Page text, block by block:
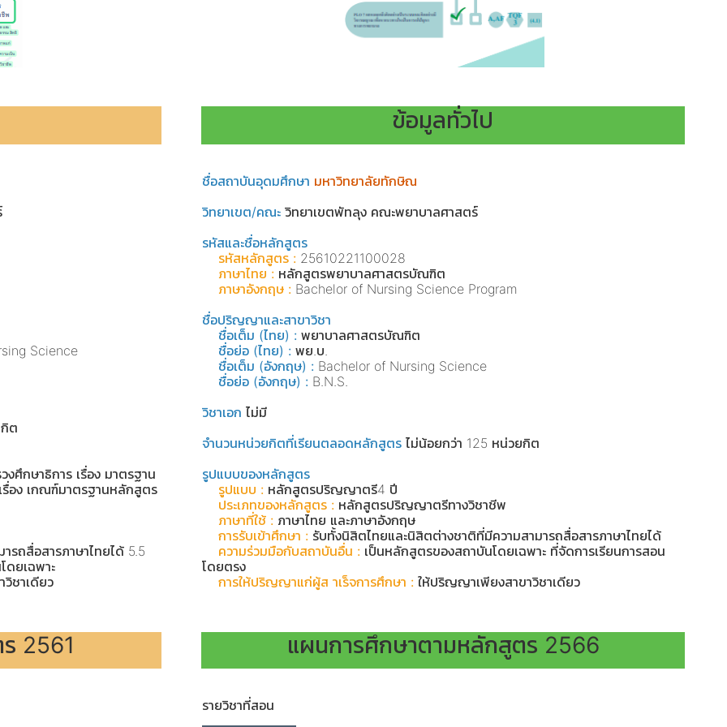
Science
ต
กษาธิการ เรื่อง มาตรฐาน
อง เกณฑ์มาตรฐานหลักสูตร
รถสื่อสารภาษาไทยได้ 5.5
ดยเฉพาะ
ชาเดียว
ข้อมูลทั่วไป
ชื่อสถาบันอุดมศึกษา มหาวิทยาลัยทักษิณ
วิทยาเขต/คณะ วิทยาเขตพัทลุง คณะพยาบาลศาสตร์
รหัสและชื่อหลักสูตร
รหัสหลักสูตร : 25610221100028
ภาษาไทย : หลักสูตรพยาบาลศาสตรบัณฑิต
ภาษาอังกฤษ : Bachelor of Nursing Science Program
ชื่อปริญญาและสาขาวิชา
ชื่อเต็ม (ไทย) : พยาบาลศาสตรบัณฑิต
ชื่อย่อ (ไทย) : พย.บ.
ชื่อเต็ม (อังกฤษ) : Bachelor of Nursing Science
ชื่อย่อ (อังกฤษ) : B.N.S.
วิชาเอก ไม่มี
จำนวนหน่วยกิตที่เรียนตลอดหลักสูตร ไม่น้อยกว่า 125 หน่วยกิต
รูปแบบของหลักสูตร
รูปแบบ : หลักสูตรปริญญาตรี4 ปี
ประเภทของหลักสูตร : หลักสูตรปริญญาตรีทางวิชาชีพ
ภาษาที่ใช้ : ภาษาไทย และภาษาอังกฤษ
การรับเข้าศึกษา : รับทั้งนิสิตไทยและนิสิตต่างชาติที่มีความสามารถสื่อสารภาษาไทยได้
ความร่วมมือกับสถาบันอื่น : เป็นหลักสูตรของสถาบันโดยเฉพาะ ที่จัดการเรียนการสอน
โดยตรง
การให้ปริญญาแก่ผู้ส าเร็จการศึกษา : ให้ปริญญาเพียงสาขาวิชาเดียว
2561 แผนการศึกษาตามหลักสูตร 2566
รายวิชาที่สอน